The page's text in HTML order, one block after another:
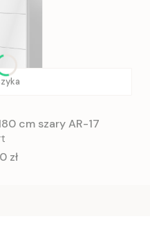
cm szary AR-17
zł